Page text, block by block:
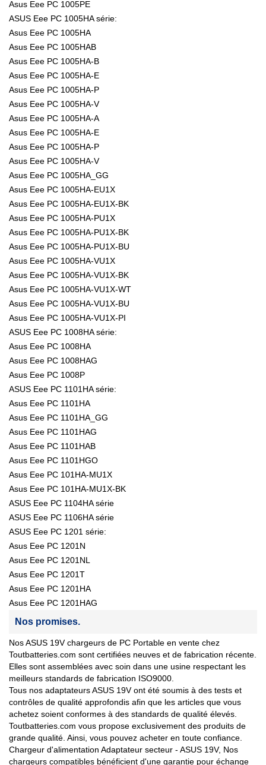
Asus Eee PC 1005PE
ASUS Eee PC 1005HA série:
Asus Eee PC 1005HA
Asus Eee PC 1005HAB
Asus Eee PC 1005HA-B
Asus Eee PC 1005HA-E
Asus Eee PC 1005HA-P
Asus Eee PC 1005HA-V
Asus Eee PC 1005HA-A
Asus Eee PC 1005HA-E
Asus Eee PC 1005HA-P
Asus Eee PC 1005HA-V
Asus Eee PC 1005HA_GG
Asus Eee PC 1005HA-EU1X
Asus Eee PC 1005HA-EU1X-BK
Asus Eee PC 1005HA-PU1X
Asus Eee PC 1005HA-PU1X-BK
Asus Eee PC 1005HA-PU1X-BU
Asus Eee PC 1005HA-VU1X
Asus Eee PC 1005HA-VU1X-BK
Asus Eee PC 1005HA-VU1X-WT
Asus Eee PC 1005HA-VU1X-BU
Asus Eee PC 1005HA-VU1X-PI
ASUS Eee PC 1008HA série:
Asus Eee PC 1008HA
Asus Eee PC 1008HAG
Asus Eee PC 1008P
ASUS Eee PC 1101HA série:
Asus Eee PC 1101HA
Asus Eee PC 1101HA_GG
Asus Eee PC 1101HAG
Asus Eee PC 1101HAB
Asus Eee PC 1101HGO
Asus Eee PC 101HA-MU1X
Asus Eee PC 101HA-MU1X-BK
ASUS Eee PC 1104HA série
ASUS Eee PC 1106HA série
ASUS Eee PC 1201 série:
Asus Eee PC 1201N
Asus Eee PC 1201NL
Asus Eee PC 1201T
Asus Eee PC 1201HA
Asus Eee PC 1201HAG
Nos promises.
Nos ASUS 19V chargeurs de PC Portable en vente chez
Toutbatteries.com sont certifiées neuves et de fabrication récente.
Elles sont assemblées avec soin dans une usine respectant les
meilleurs standards de fabrication ISO9000.
Tous nos adaptateurs ASUS 19V ont été soumis à des tests et
contrôles de qualité approfondis afin que les articles que vous
achetez soient conformes à des standards de qualité élevés.
Toutbatteries.com vous propose exclusivement des produits de
grande qualité. Ainsi, vous pouvez acheter en toute confiance.
Chargeur d'alimentation Adaptateur secteur - ASUS 19V, Nos
chargeurs compatibles bénéficient d'une garantie pour échange